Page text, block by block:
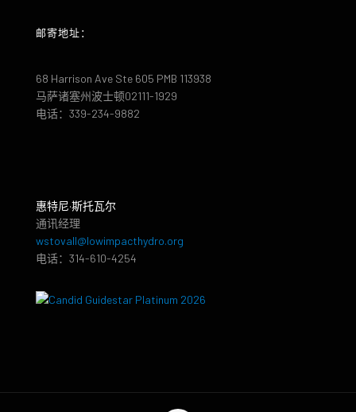
邮寄地址：
68 Harrison Ave Ste 605 PMB 113938
马萨诸塞州波士顿02111-1929
电话：339-234-9882
惠特尼·斯托瓦尔
通讯经理
wstovall@lowimpacthydro.org
电话：314-610-4254